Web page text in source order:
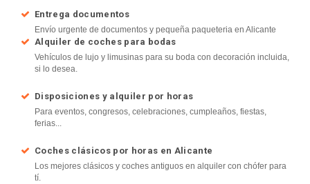
Entrega documentos
Envío urgente de documentos y pequeña paqueteria en Alicante
Alquiler de coches para bodas
Vehículos de lujo y limusinas para su boda con decoración incluida,
si lo desea.
Disposiciones y alquiler por horas
Para eventos, congresos, celebraciones, cumpleaños, fiestas,
ferias...
Coches clásicos por horas en Alicante
Los mejores clásicos y coches antiguos en alquiler con chófer para
tí.